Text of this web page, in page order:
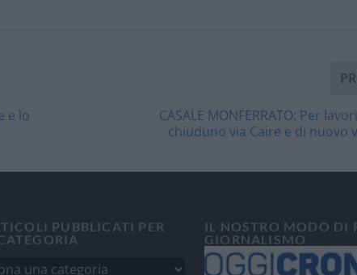
e lo
CASALE MONFERRATO: Per
chiuduno via Caire e di nuovo
PUBBLICATI PER
IL NOSTRO MODO DI
GIORNALISMO